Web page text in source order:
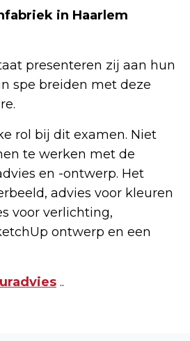
in Haarlem
presenteren zij aan hun
spe breiden met deze
rol bij dit examen. Niet
te werken met de
en -ontwerp. Het
advies voor kleuren
voor verlichting,
ontwerp en een
..